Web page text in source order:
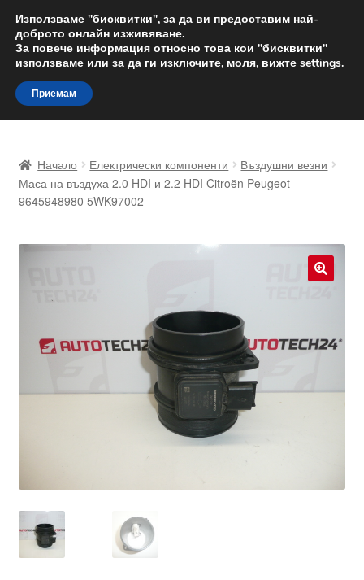
ДОСТАВКА от 12 лв.
Доставка по целия свят
Skip
to
navigation
Skip
to
content
Доставка по целия свят
Количка
Контакт
Моята сметка
Правила и условия
Начало Електрически компоненти
Въздушни везни
Маса на въздуха 2.0 HDI и 2.2 HDI Citroën Peugeot
9645948980 5WK97002
Използваме "бисквитки", за да ви предоставим най-
доброто онлайн изживяване.
За повече информация относно това кои "бисквитки"
използваме или за да ги изключите, моля, вижте settings.
Приемам